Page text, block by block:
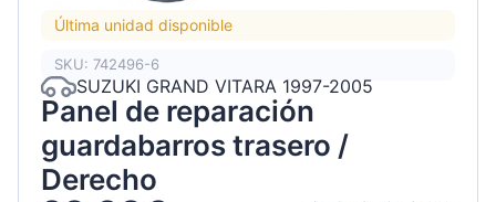
Última unidad disponible
SKU: 742496-6
SUZUKI GRAND VITARA 1997-2005
Panel de reparación
guardabarros trasero /
Derecho